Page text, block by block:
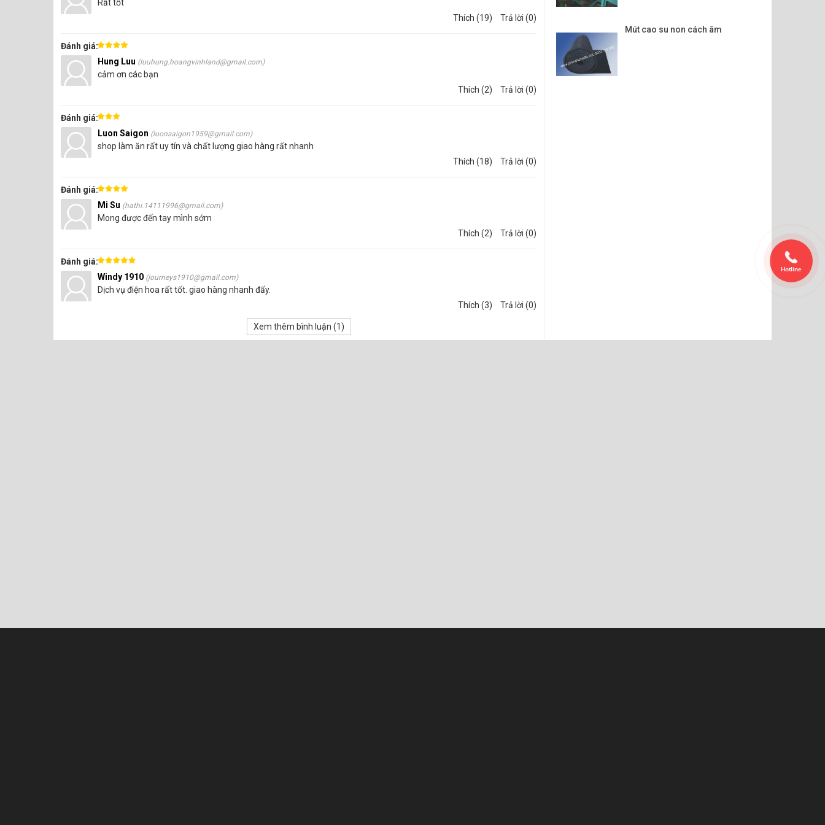
Tái sử dụng, thân thiện với môi trường: Với đặc tính có thể tái chế, sử dụng tấm cách nhiệt XPS giúp tránh lãng phí tối đa và
rất thân thiện với môi trường. Những tấm XPS có thể được tái chế có chất lượng giống như vật liệu ban đầu.
Rất tốt
Thích (19)
Trả lời (0)
Đánh giá:
Hung Luu (luuhung.hoangvinhland@gmail.com)
cảm ơn các bạn
Thích (2)
Trả lời (0)
Đánh giá:
Luon Saigon (luonsaigon1959@gmail.com)
shop làm ăn rất uy tín và chất lượng giao hàng rất nhanh
Thích (18)
Trả lời (0)
Đánh giá:
Mi Su (hathi.14111996@gmail.com)
Mong được đến tay mình sớm
Thích (2)
Trả lời (0)
Đánh giá:
Windy 1910 (journeys1910@gmail.com)
Dịch vụ điện hoa rất tốt. giao hàng nhanh đấy.
Thích (3)
Trả lời (0)
Xem thêm bình luận (1)
Mút cao su non cách âm
Hotline